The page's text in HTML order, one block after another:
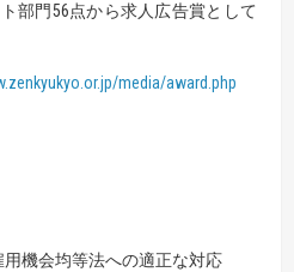
部門56点から求人広告賞として
media/award.php
用機会均等法への適正な対応